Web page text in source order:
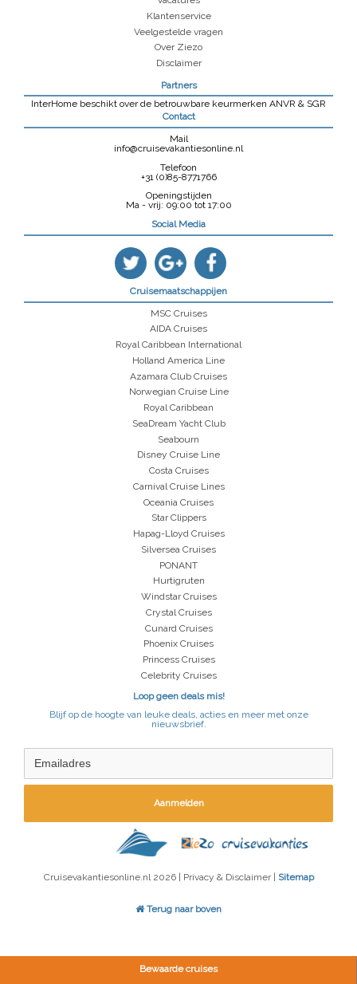
Klantenservice
Veelgestelde vragen
Over Ziezo
Disclaimer
Partners
InterHome beschikt over de betrouwbare keurmerken ANVR & SGR
Contact
Mail
info@cruisevakantiesonline.nl
Telefoon
+31 (0)85-8771766
Openingstijden
Ma - vrij: 09:00 tot 17:00
Social Media
Cruisemaatschappijen
MSC Cruises
AIDA Cruises
Royal Caribbean International
Holland America Line
Azamara Club Cruises
Norwegian Cruise Line
Royal Caribbean
SeaDream Yacht Club
Seabourn
Disney Cruise Line
Costa Cruises
Carnival Cruise Lines
Oceania Cruises
Star Clippers
Hapag-Lloyd Cruises
Silversea Cruises
PONANT
Hurtigruten
Windstar Cruises
Crystal Cruises
Cunard Cruises
Phoenix Cruises
Princess Cruises
Celebrity Cruises
Loop geen deals mis!
Blijf op de hoogte van leuke deals, acties en meer met onze
nieuwsbrief.
Aanmelden
Cruisevakantiesonline.nl 2026 | Privacy & Disclaimer | Sitemap
Terug naar boven
Bewaarde cruises